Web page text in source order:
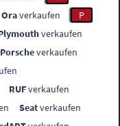
Oraverkaufen
P
verkaufen
Porscheverkaufen
RUFverkaufen
Seatverkaufen